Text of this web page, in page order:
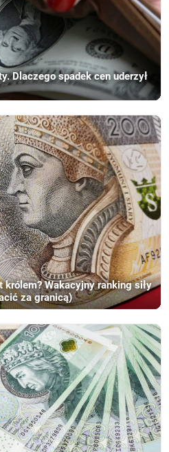
Dlaczego spadek cen uderzył
królem? Wakacyjny ranking siły
za granicą)